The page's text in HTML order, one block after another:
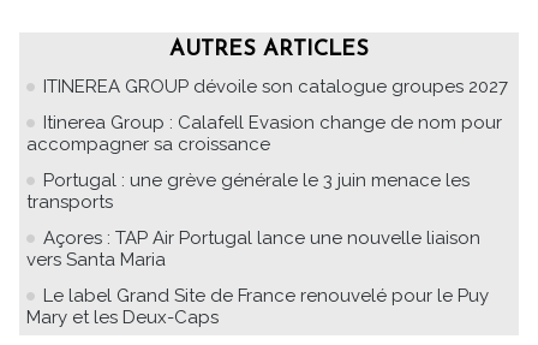
AUTRES ARTICLES
ITINEREA GROUP dévoile son catalogue groupes 2027
Itinerea Group : Calafell Evasion change de nom pour
accompagner sa croissance
Portugal : une grève générale le 3 juin menace les
transports
Açores : TAP Air Portugal lance une nouvelle liaison
vers Santa Maria
Le label Grand Site de France renouvelé pour le Puy
Mary et les Deux-Caps